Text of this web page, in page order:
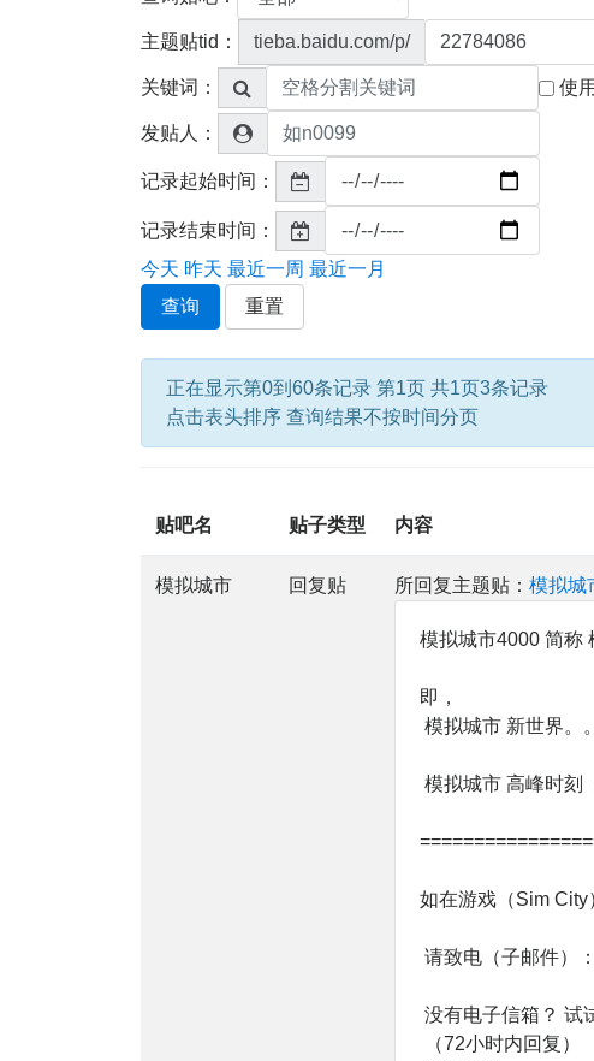
主题贴tid： tieba.baidu.com/p/
关键词： 使
发贴人：
记录起始时间：
记录结束时间：
今天 昨天 最近一周 最近一月
查询
重置
正在显示第0到60条记录 第1页 共1页3条记录
点击表头排序 查询结果不按时间分页
贴吧名 贴子类型 内容
模拟城市 回复贴 所回复主题贴： 模拟城
模拟城市4000 简称
即，
模拟城市 新世界。
模拟城市 高峰时刻
如在游戏（Sim City
请致电（子邮件）
没有电子信箱？ 试
（72小时内回复）